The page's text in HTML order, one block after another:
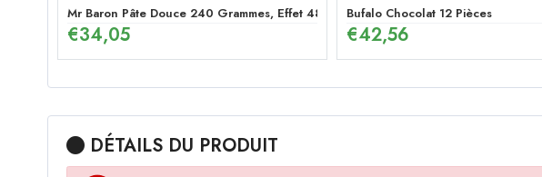
Mr Baron Pâte Douce 240 Grammes, Effet 48 Heures Pâte au Ginseng et Menthe
€34,05
Bufalo Chocolat 12 Pièces
€42,56
DÉTAILS DU PRODUIT